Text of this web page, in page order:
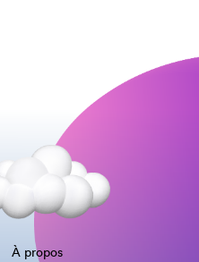
À propos